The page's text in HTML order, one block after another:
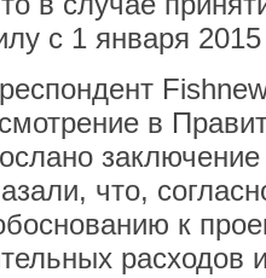
с 1 января 2015
в
что,
к
расходов